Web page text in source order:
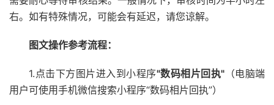
右。如有特殊情况，可能会有延迟，请您谅解。
图文操作参考流程：
1.点击下方图片进入到小程序"数码相片回执" （电脑端
用户可使用手机微信搜索小程序“数码相片回执”）